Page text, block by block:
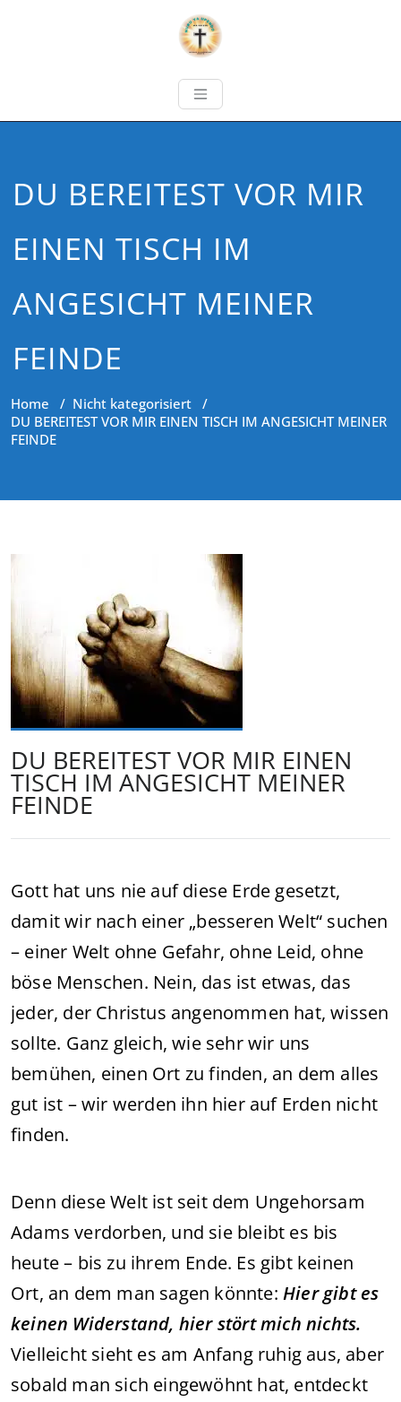
DU BEREITEST VOR MIR
EINEN TISCH IM
ANGESICHT MEINER
FEINDE
Home / Nicht kategorisiert /
DU BEREITEST VOR MIR EINEN TISCH IM ANGESICHT MEINER
FEINDE
DU BEREITEST VOR MIR EINEN
TISCH IM ANGESICHT MEINER
FEINDE
Gott hat uns nie auf diese Erde gesetzt,
damit wir nach einer „besseren Welt“ suchen
– einer Welt ohne Gefahr, ohne Leid, ohne
böse Menschen. Nein, das ist etwas, das
jeder, der Christus angenommen hat, wissen
sollte. Ganz gleich, wie sehr wir uns
bemühen, einen Ort zu finden, an dem alles
gut ist – wir werden ihn hier auf Erden nicht
finden.
Denn diese Welt ist seit dem Ungehorsam
Adams verdorben, und sie bleibt es bis
heute – bis zu ihrem Ende. Es gibt keinen
Ort, an dem man sagen könnte:Hier gibt es
keinen Widerstand, hier stört mich nichts.
Vielleicht sieht es am Anfang ruhig aus, aber
sobald man sich eingewöhnt hat, entdeckt